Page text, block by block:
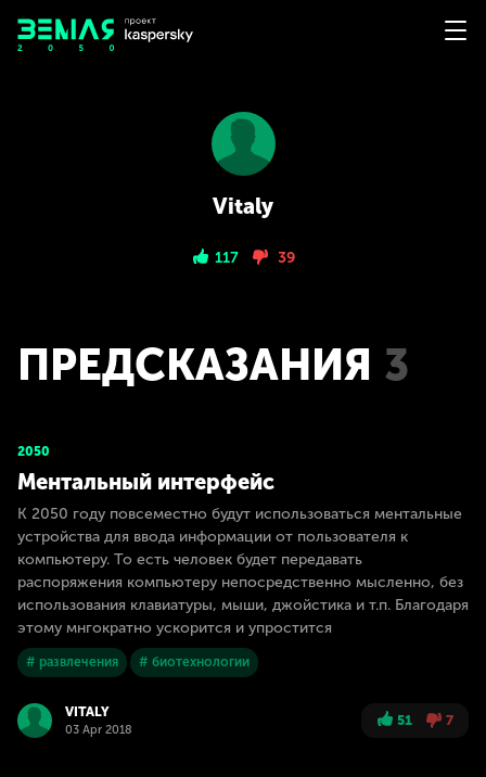
Vitaly
117 39
ПРЕДСКАЗАНИЯ 3
2050
Ментальный интерфейс
К 2050 году повсеместно будут использоваться ментальные
устройства для ввода информации от пользователя к
компьютеру. То есть человек будет передавать
распоряжения компьютеру непосредственно мысленно, без
использования клавиатуры, мыши, джойстика и т.п. Благодаря
этому мнгократно ускорится и упростится
# развлечения # биотехнологии
VITALY
03 Apr 2018
51 7